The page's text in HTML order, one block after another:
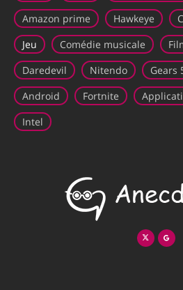
Amazon prime
Hawkeye
Jeu
Comédie musicale
Daredevil
Nitendo Gears
Android
Fortnite
Intel